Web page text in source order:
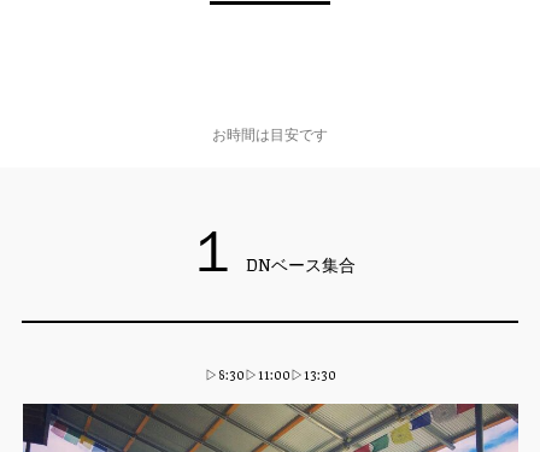
お時間は目安です
１ DNベース集合
▷8:30▷11:00▷13:30